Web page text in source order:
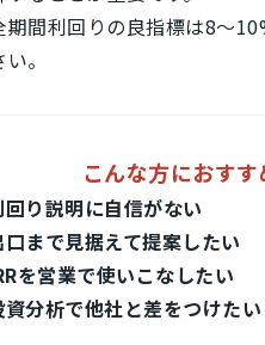
間利回りの良指標は8～
。
こんな方におす
回り説明に自信がない
口まで見据えて提案したい
を営業で使いこなしたい
資分析で他社と差をつけたい